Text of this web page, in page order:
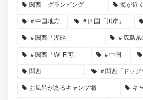
関西「グランピング」 海が近
＃中国地方 ＃四国「川岸」
＃関西「湖畔」 ＃広島
＃関西「Wi-Fi可」 ＃中国
関西 ＃関西「ドッグ
お風呂があるキャンプ場 キ